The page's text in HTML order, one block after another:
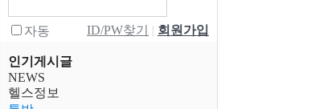
자동 ID/PW찾기 | 회원가입
인기게시글
NEWS
헬스정보